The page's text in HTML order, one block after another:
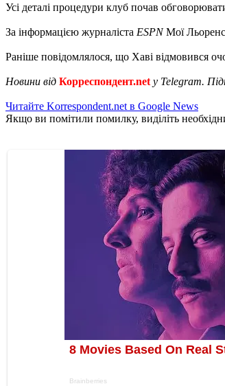
Усі деталі процедури клуб почав
За інформацією журналіста ESPNМої
Раніше повідомлялося, що Хаві відмовився
Новини від Корреспондент.net у Telegram.
Читайте Korrespondent.net в Google News
Якщо ви помітили помилку, виділіть